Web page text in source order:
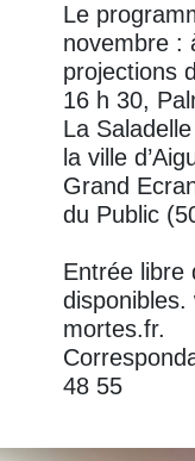
Le
novembre :
projections
16 h 30,
La
la ville
Grand
du Public
Entrée libre
disponibles.
mortes.fr.
48 55